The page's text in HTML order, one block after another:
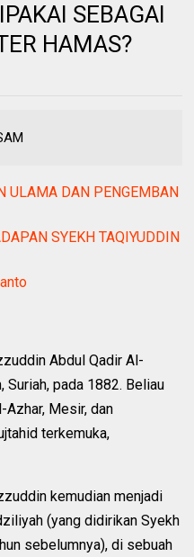
SEBAGAI
HAMAS?
ULAMA DAN PENGEMBAN
SYEKH TAQIYUDDIN
Abdul Qadir Al-
pada 1882. Beliau
Mesir, dan
terkemuka,
kemudian menjadi
(yang didirikan Syekh
sebelumnya), di sebuah